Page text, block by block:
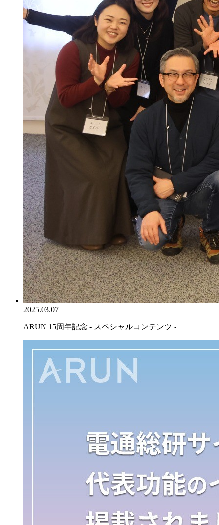
2025.03.07
ARUN 15周年記念 - スペシャルコンテンツ -